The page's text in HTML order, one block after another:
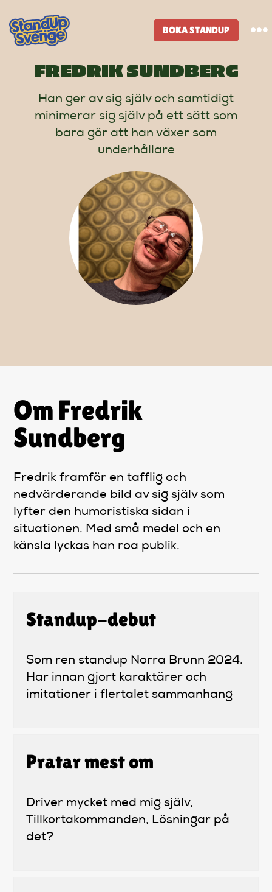
to
content
BOKA STANDUP
Standup-butik
Komiker
Tidigare lineup
Kontakta oss
Vanliga frågor
Mitt konto
FREDRIK SUNDBERG
Han ger av sig själv och samtidigt
minimerar sig själv på ett sätt som
bara gör att han växer som
underhållare
Om Fredrik
Sundberg
Fredrik framför en tafflig och
nedvärderande bild av sig själv som
lyfter den humoristiska sidan i
situationen. Med små medel och en
känsla lyckas han roa publik.
Standup-debut
Som ren standup Norra Brunn 2024.
Har innan gjort karaktärer och
imitationer i flertalet sammanhang
Pratar mest om
Driver mycket med mig själv,
Tillkortakommanden, Lösningar på
det?